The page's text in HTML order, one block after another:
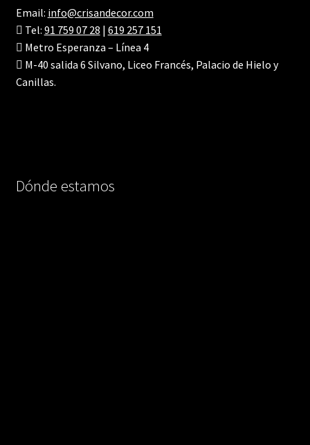
Email: info@crisandecor.com
Tel: 91 759 07 28 | 619 257 151
Metro Esperanza – Línea 4
M-40 salida 6 Silvano, Liceo Francés, Palacio de Hielo y
Canillas.
Dónde estamos